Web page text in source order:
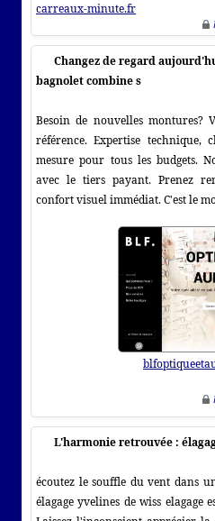
carreaux-minute.fr
Changez de regard
bagnolet combine s
Besoin de nouvelles montures?
référence. Expertise
mesure pour tous les budgets.
avec le tiers payant. Prenez
confort visuel immédiat. C'est le
L'harmonie retrouvée :
écoutez le souffle du vent dans
élagage yvelines de wiss